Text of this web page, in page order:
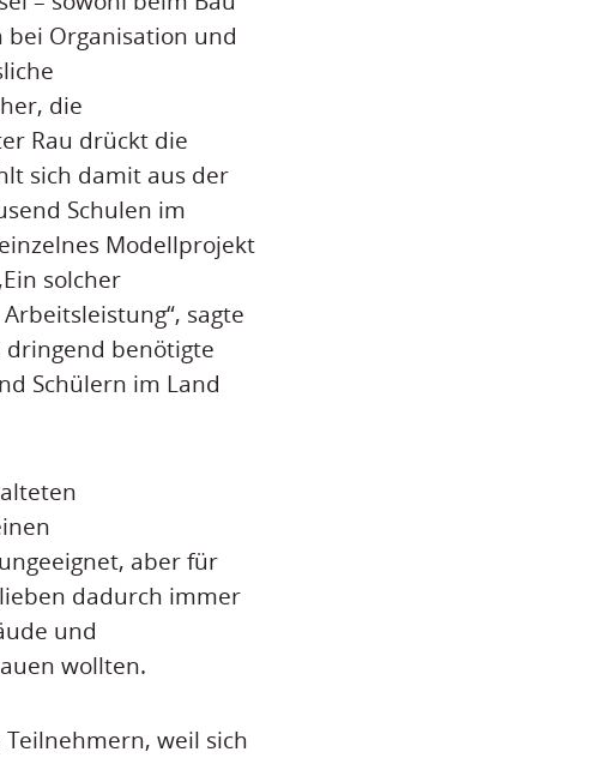
bei Organisation und
die
Rau drückt die
sich damit aus der
Schulen im
Modellprojekt
solcher
sagte
benötigte
Schülern im Land
aber für
dadurch immer
und
wollten.
weil sich